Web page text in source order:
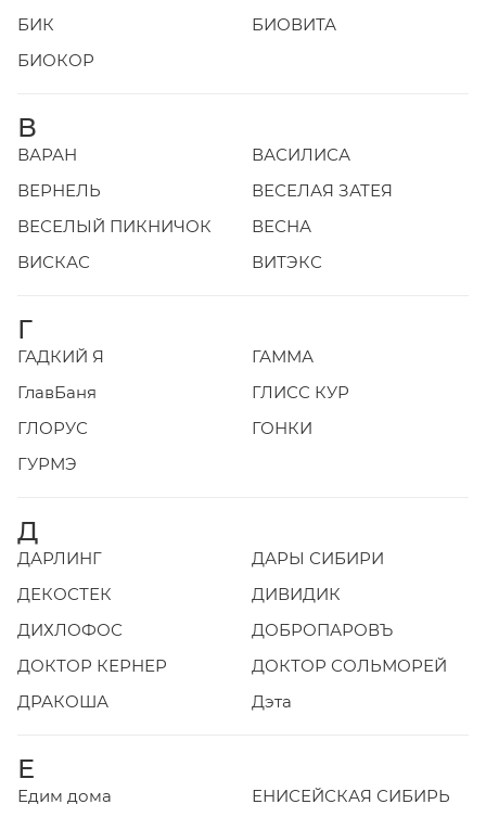
БИК
БИОВИТА
БИОКОР
В
ВАРАН
ВАСИЛИСА
ВЕРНЕЛЬ
ВЕСЕЛАЯ ЗАТЕЯ
ВЕСЕЛЫЙ ПИКНИЧОК
ВЕСНА
ВИСКАС
ВИТЭКС
Г
ГАДКИЙ Я
ГАММА
ГлавБаня
ГЛИСС КУР
ГЛОРУС
ГОНКИ
ГУРМЭ
Д
ДАРЛИНГ
ДАРЫ СИБИРИ
ДЕКОСТЕК
ДИВИДИК
ДИХЛОФОС
ДОБРОПАРОВЪ
ДОКТОР КЕРНЕР
ДОКТОР СОЛЬМОРЕЙ
ДРАКОША
Дэта
Е
Едим дома ЕНИСЕЙСКАЯ СИБИРЬ